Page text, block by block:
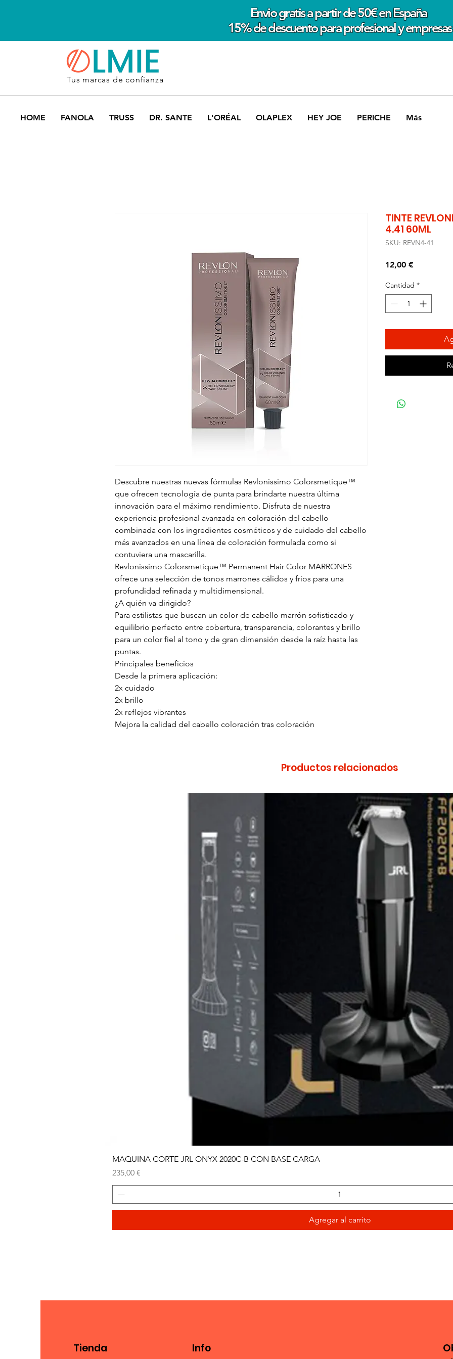
Envio gratis a partir de 50€ en España
15% de descuento para profesional y empresas
Tus marcas de confianza
HOME FANOLA TRUSS DR. SANTE L'ORÉAL OLAPLEX HEY JOE PERICHE Más
Descubre nuestras nuevas fórmulas Revlonissimo Colorsmetique™
que ofrecen tecnología de punta para brindarte nuestra última
innovación para el máximo rendimiento. Disfruta de nuestra
experiencia profesional avanzada en coloración del cabello
combinada con los ingredientes cosméticos y de cuidado del cabello
más avanzados en una línea de coloración formulada como si
contuviera una mascarilla.
Revlonissimo Colorsmetique™ Permanent Hair Color MARRONES
ofrece una selección de tonos marrones cálidos y fríos para una
profundidad refinada y multidimensional.
¿A quién va dirigido?
Para estilistas que buscan un color de cabello marrón sofisticado y
equilibrio perfecto entre cobertura, transparencia, colorantes y brillo
para un color fiel al tono y de gran dimensión desde la raíz hasta las
puntas.
Principales beneficios
Desde la primera aplicación:
2x cuidado
2x brillo
2x reflejos vibrantes
Mejora la calidad del cabello coloración tras coloración
TINTE
4.41 60ML
SKU: REVN4-41
12,00 €Precio
Cantidad *
Productos relacionados
MAQUINA CORTE JRL ONYX 2020C-B CON BASE CARGA
Precio
235,00 €
Agregar al carrito
Tienda Info